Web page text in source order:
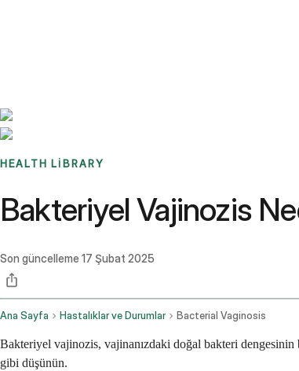
HEALTH LIBRARY
Bakteriyel Vajinozis
Son güncelleme 17 Şubat 2025
Ana Sayfa Hastalıklar ve Durumlar Bacterial Vaginosis
Bakteriyel vajinozis, vajinanızdaki doğal bakteri
gibi düşünün.